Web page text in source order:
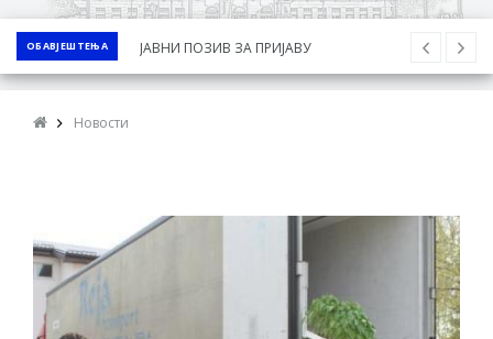
ОБАВЈЕШТЕЊА
ЈАВНИ КОНКУРС ЗА ДОДЈЕЛУ
БЕСПОВРАТНИХ СРЕДСТАВА ЗА
Нукић
ПРЕЛИМИНАРНA РАНГ ЛИСТA
КАНДИДАТА КОЈИ СУ ОСТВАРИЛИ ПРАВО
НА ГРАДСКИ МЈЕСЕЧНИ БОРАЧКИ
Новости